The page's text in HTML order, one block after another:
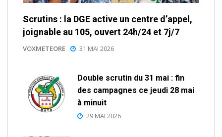
Scrutins : la DGE active un centre d’appel,
joignable au 105, ouvert 24h/24 et 7j/7
VOXMETEORE 31 MAI 2026
Double scrutin du 31 mai : fin
des campagnes ce jeudi 28 mai
à minuit
29 MAI 2026